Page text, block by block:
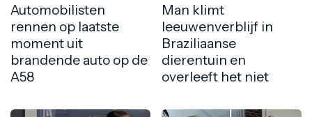
Automobilisten
rennen op laatste
moment uit
brandende auto op de
A58
Man klimt
leeuwenverblijf in
Braziliaanse
dierentuin en
overleeft het niet